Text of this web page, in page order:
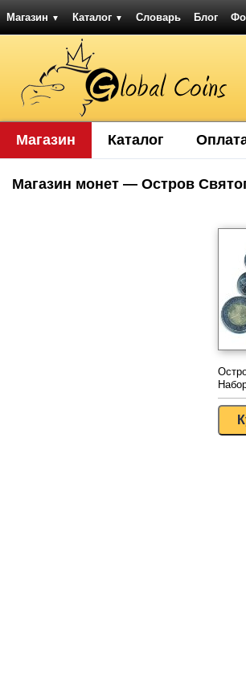
Магазин ▼ Каталог ▼ Словарь Блог
Магазин Каталог
Магазин монет — Остров